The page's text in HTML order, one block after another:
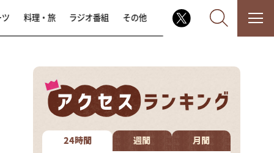
なるみ・岡村の過ぎるTV
相席食堂
料理・旅 ラジオ番組 その他
24時間 週間 月間